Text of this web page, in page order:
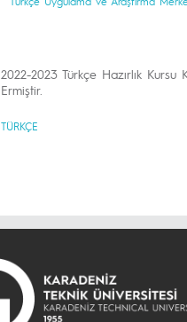
2022-2023 Türkçe Hazırlık Kursu
Ermiştir.
TÜRKÇE